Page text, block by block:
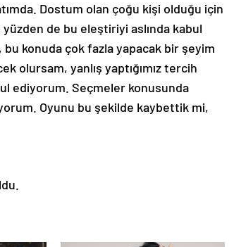
Dostum olan çoğu kişi olduğu için
de bu eleştiriyi aslında kabul
bu konuda çok fazla yapacak bir şeyim
olursam, yanlış yaptığımız tercih
ediyorum. Seçmeler konusunda
Oyunu bu şekilde kaybettik mi,